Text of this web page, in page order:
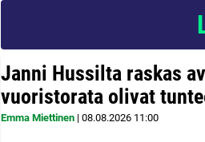
Janni Hussilta raskas
vuoristorata olivat
Emma Miettinen | 08.08.2026 11:00